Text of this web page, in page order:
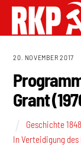
20. NOVEMBER 2017
Grant
Geschichte
In Verteidigung des